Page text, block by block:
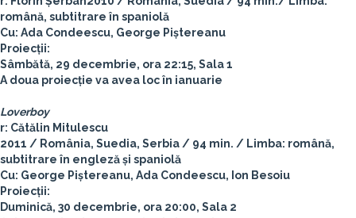
română, subtitrare în spaniolă
Cu: Ada Condeescu, George Piștereanu
Proiecții:
Sâmbătă, 29 decembrie, ora 22:15, Sala 1
A doua proiecție va avea loc în ianuarie
Loverboy
r: Cătălin Mitulescu
2011 / România, Suedia, Serbia / 94 min. / Limba: română,
subtitrare în engleză și spaniolă
Cu: George Piștereanu, Ada Condeescu, Ion Besoiu
Proiecții:
Duminică, 30 decembrie, ora 20:00, Sala 2